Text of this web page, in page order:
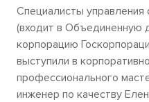
Специалисты
(входит в Объединенную
корпорацию
выступили в
профессионального
инженер по качеству